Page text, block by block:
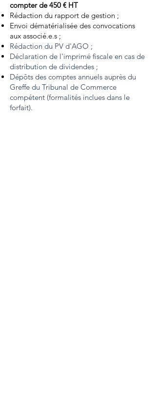
compter de 450 € HT
Rédaction du rapport de gestion ;
Envoi dématérialisée des convocations
aux associé.e.s ;
Rédaction du PV d'AGO ;
Déclaration de l'imprimé fiscale en cas de
distribution de dividendes ;
Dépôts des comptes annuels auprès du
Greffe du Tribunal de Commerce
compétent (formalités inclues dans le
forfait).